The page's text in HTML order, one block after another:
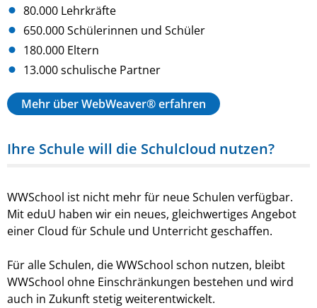
80.000 Lehrkräfte
650.000 Schülerinnen und Schüler
180.000 Eltern
13.000 schulische Partner
Mehr über WebWeaver® erfahren
Ihre Schule will die Schulcloud nutzen?
WWSchool ist nicht mehr für neue Schulen verfügbar.
Mit eduU haben wir ein neues, gleichwertiges Angebot
einer Cloud für Schule und Unterricht geschaffen.
Für alle Schulen, die WWSchool schon nutzen, bleibt
WWSchool ohne Einschränkungen bestehen und wird
auch in Zukunft stetig weiterentwickelt.